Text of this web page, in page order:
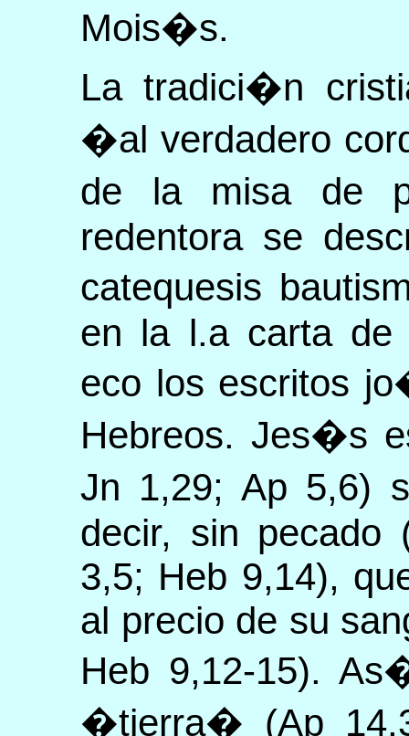
Mois�s.
La tradici�n
�al verdadero
de la misa de
redentora se
catequesis
en la l.a carta de
eco los escritos
Hebreos. Jes�s
Jn 1,29; Ap 5,6)
decir, sin pecado
3,5; Heb 9,14),
al precio de su
Heb 9,12-15).
�tierra� (Ap